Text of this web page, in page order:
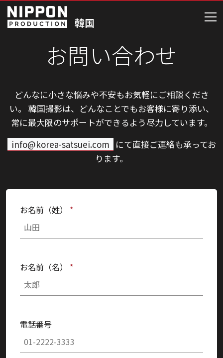
お問い合わせ
どんなに小さな悩みや不安もお気軽にご相談くださ
い。 韓国撮影は、どんなことでもお客様に寄り添い、
常に最大限のサポートができるよう尽力しています。
info@korea-satsuei.com にて直接ご連絡も承ってお
ります。
お名前（姓） *
お名前（名） *
電話番号